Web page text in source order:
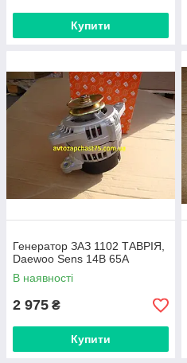
Купити
Генератор ЗАЗ 1102 ТАВРІЯ,
Daewoo Sens 14В 65А
В наявності
2 975 ₴
Купити